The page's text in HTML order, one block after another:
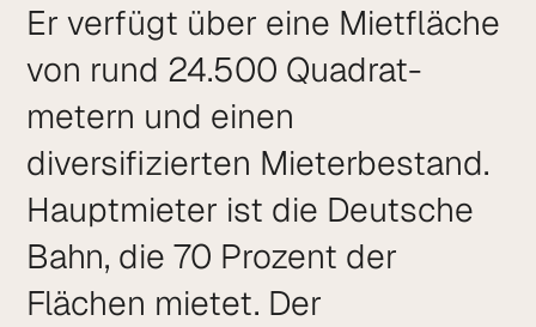
Er verfügt über eine Mietfläche
von rund 24.500 Quadrat­
metern und einen
diversifizierten Mieter­bestand.
Hauptmieter ist die Deutsche
Bahn, die 70 Prozent der
Flächen mietet. Der